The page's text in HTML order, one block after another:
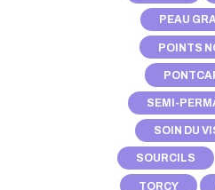
PEAU
POINTS
SEMI-
SOIN DU
SOURCILS
TORCY